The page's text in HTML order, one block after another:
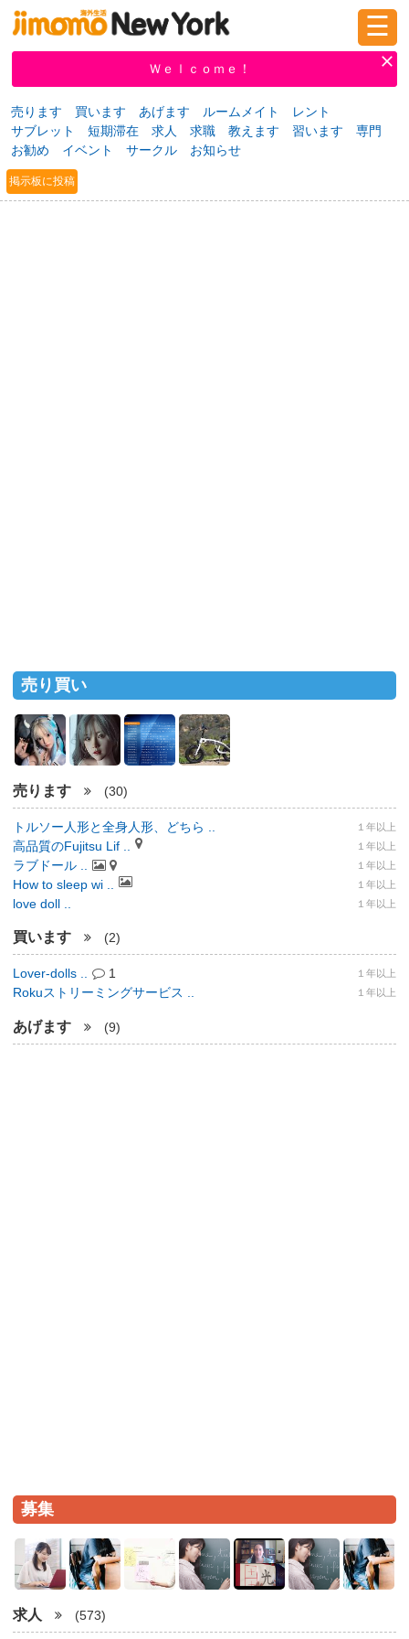
新規登録
掲示板 教えて！
☰
Ｗｅｌｃｏｍｅ！
売ります 買います あげます ルームメイト
レント
サブレット
短期滞在 求人 求職 教えます 習います
専門
お勧め
イベント サークル お知らせ
掲示板に投稿
売り買い
売ります (30)
トルソー人形と全身人形、どちら .. １年以上
高品質のFujitsu Lif .. １年以上
ラブドール .. １年以上
How to sleep wi .. １年以上
love doll .. １年以上
買います (2)
Lover-dolls .. 1 １年以上
Rokuストリーミングサービス .. １年以上
あげます (9)
募集
求人 (573)